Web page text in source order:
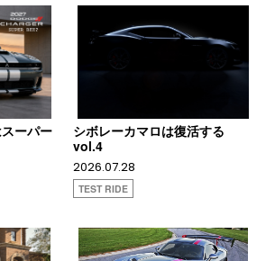
ーパー
シボレーカマロは復活する
vol.4
2026.07.28
TEST RIDE